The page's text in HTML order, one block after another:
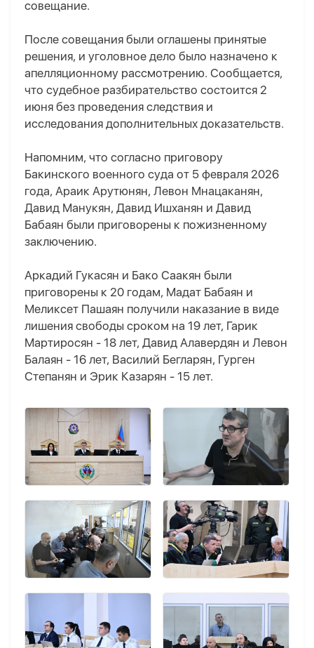
совещание.
После совещания были оглашены принятые
решения, и уголовное дело было назначено к
апелляционному рассмотрению. Сообщается,
что судебное разбирательство состоится 2
июня без проведения следствия и
исследования дополнительных доказательств.
Напомним, что согласно приговору
Бакинского военного суда от 5 февраля 2026
года, Араик Арутюнян, Левон Мнацаканян,
Давид Манукян, Давид Ишханян и Давид
Бабаян были приговорены к пожизненному
заключению.
Аркадий Гукасян и Бако Саакян были
приговорены к 20 годам, Мадат Бабаян и
Меликсет Пашаян получили наказание в виде
лишения свободы сроком на 19 лет, Гарик
Мартиросян - 18 лет, Давид Алавердян и Левон
Балаян - 16 лет, Василий Бегларян, Гурген
Степанян и Эрик Казарян - 15 лет.